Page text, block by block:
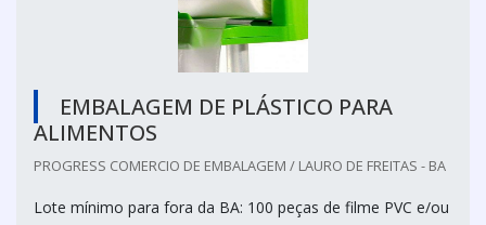
EMBALAGEM DE PLÁSTICO PARA
ALIMENTOS
PROGRESS COMERCIO DE EMBALAGEM / LAURO DE FREITAS - BA
Lote mínimo para fora da BA: 100 peças de filme PVC e/ou